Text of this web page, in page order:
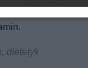
dietetyk